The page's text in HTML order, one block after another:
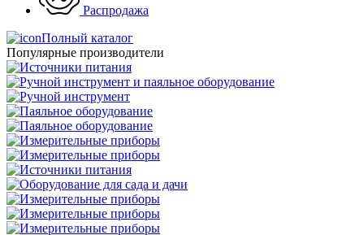
Распродажа
Полный каталог
Популярные производители